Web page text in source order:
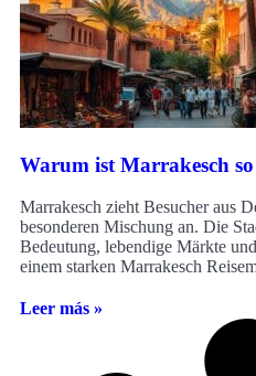
Warum ist Marrakesch
Marrakesch zieht Besucher aus
besonderen Mischung an. Die
Bedeutung, lebendige Märkte
einem starken Marrakesch
Leer más »